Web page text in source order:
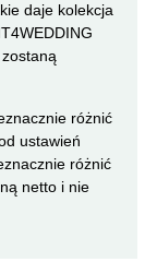
daje kolekcja
różnić
ustawień
różnić
netto i nie